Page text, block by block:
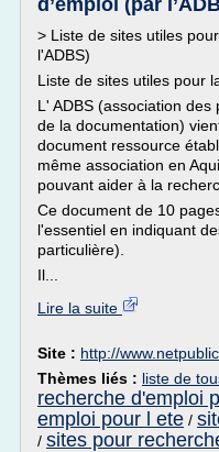
d’emploi (par
> Liste de sites utiles
l'ADBS)
Liste de sites utiles pour
L' ADBS (association
de la documentation)
document ressource
même association en
pouvant aider à la
Ce document de 10
l'essentiel en indiquant
particulière).
Il...
Lire la suite
Site : http://
Thèmes liés : liste de
recherche d'emploi
emploi pour l ete /
/ sites pour